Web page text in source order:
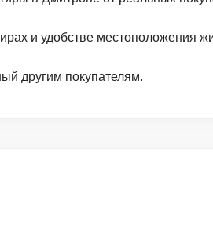
и удобстве местоположения
другим покупателям.